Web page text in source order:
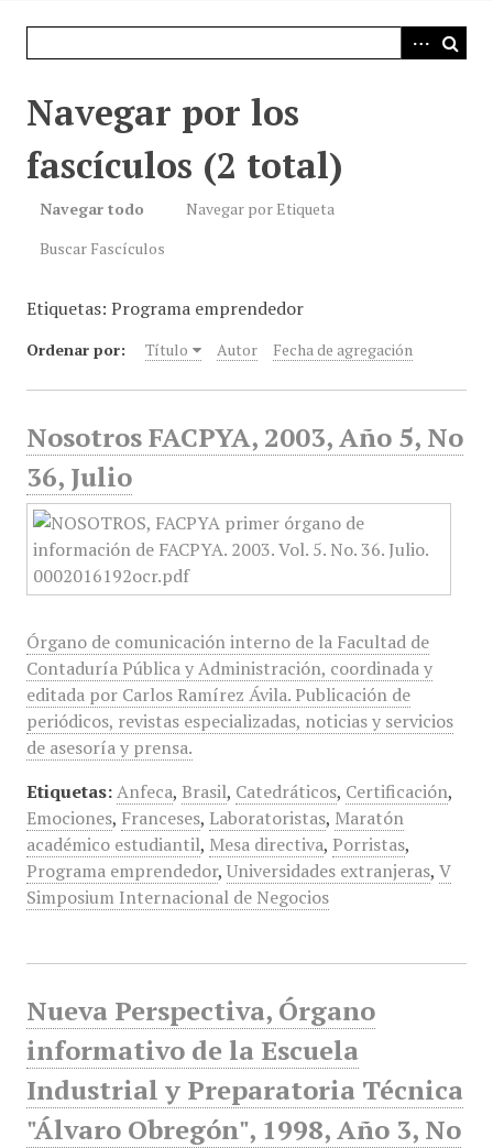
Navegar por los
fascículos (2 total)
Navegar todo
Navegar por Etiqueta
Buscar Fascículos
Etiquetas: Programa emprendedor
Ordenar por: Título Autor Fecha de agregación
Nosotros FACPYA, 2003, Año 5, No
36, Julio
Órgano de comunicación interno de la Facultad de
Contaduría Pública y Administración, coordinada y
editada por Carlos Ramírez Ávila. Publicación de
periódicos, revistas especializadas, noticias y servicios
de asesoría y prensa.
Etiquetas: Anfeca, Brasil, Catedráticos, Certificación,
Emociones, Franceses, Laboratoristas, Maratón
académico estudiantil, Mesa directiva, Porristas,
Programa emprendedor, Universidades extranjeras, V
Simposium Internacional de Negocios
Nueva Perspectiva, Órgano
informativo de la Escuela
Industrial y Preparatoria Técnica
"Álvaro Obregón", 1998, Año 3, No